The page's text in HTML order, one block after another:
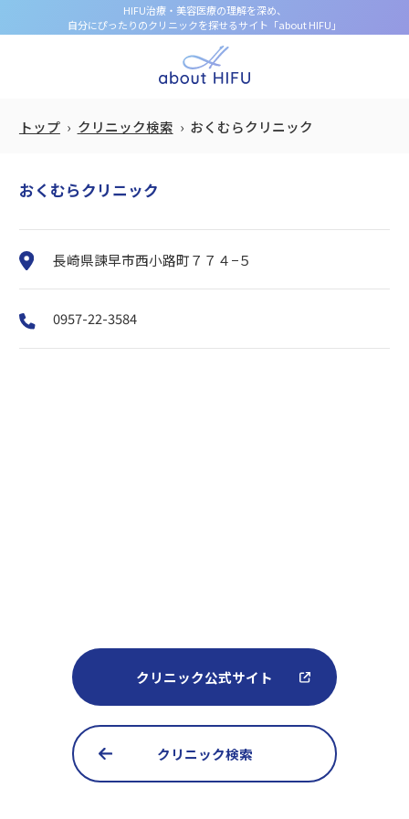
HIFU治療・美容医療の理解を深め、
自分にぴったりのクリニックを探せるサイト「about HIFU」
トップ クリニック検索 おくむらクリニック
おくむらクリニック
長崎県諫早市西小路町７７４−５
0957-22-3584
クリニック公式サイト
クリニック検索